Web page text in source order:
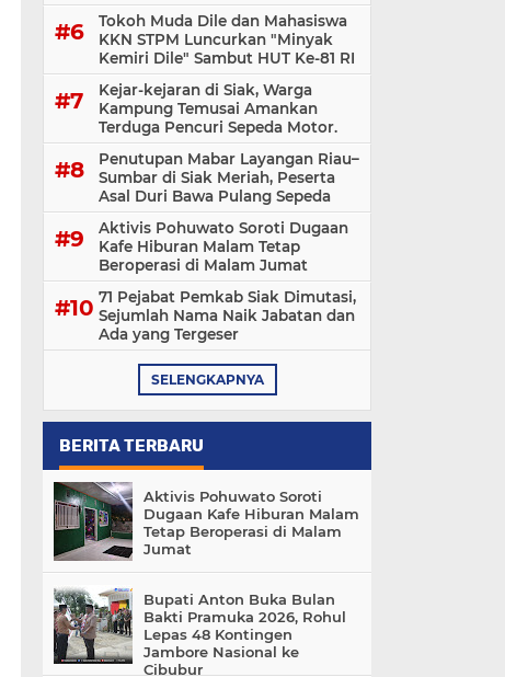
Tokoh Muda Dile dan Mahasiswa
KKN STPM Luncurkan "Minyak
Kemiri Dile" Sambut HUT Ke-81 RI
Kejar-kejaran di Siak, Warga
Kampung Temusai Amankan
Terduga Pencuri Sepeda Motor.
Penutupan Mabar Layangan Riau–
Sumbar di Siak Meriah, Peserta
Asal Duri Bawa Pulang Sepeda
Aktivis Pohuwato Soroti Dugaan
Kafe Hiburan Malam Tetap
Beroperasi di Malam Jumat
71 Pejabat Pemkab Siak Dimutasi,
Sejumlah Nama Naik Jabatan dan
Ada yang Tergeser
SELENGKAPNYA
BERITA TERBARU
Aktivis Pohuwato Soroti
Dugaan Kafe Hiburan Malam
Tetap Beroperasi di Malam
Jumat
Bupati Anton Buka Bulan
Bakti Pramuka 2026, Rohul
Lepas 48 Kontingen
Jambore Nasional ke
Cibubur